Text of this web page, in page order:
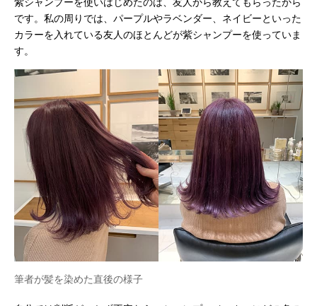
です。私の周りでは、パープルやラベンダー、ネイビーといった
カラーを入れている友人のほとんどが紫シャンプーを使っていま
す。
筆者が髪を染めた直後の様子